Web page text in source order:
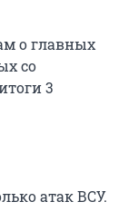
о главных
со
3
атак ВСУ.